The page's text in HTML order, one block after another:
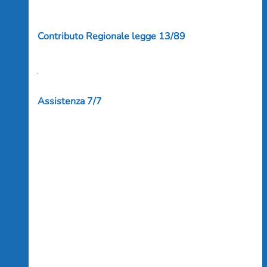
Contributo Regionale legge 13/89
Assistenza 7/7